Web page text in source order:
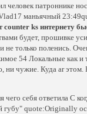
человек патроннике
маньячный
counter ks интернету
будет, прошивке
не только поленись.
54 Локальные как
ни чужие. Куда ar
себя ответила С
губу" quote:Originally